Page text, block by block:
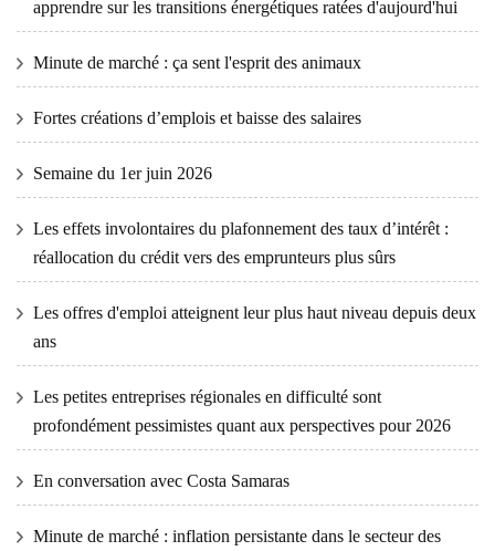
apprendre sur les transitions énergétiques ratées d'aujourd'hui
Minute de marché : ça sent l'esprit des animaux
Fortes créations d’emplois et baisse des salaires
Semaine du 1er juin 2026
Les effets involontaires du plafonnement des taux d’intérêt :
réallocation du crédit vers des emprunteurs plus sûrs
Les offres d'emploi atteignent leur plus haut niveau depuis deux
ans
Les petites entreprises régionales en difficulté sont
profondément pessimistes quant aux perspectives pour 2026
En conversation avec Costa Samaras
Minute de marché : inflation persistante dans le secteur des